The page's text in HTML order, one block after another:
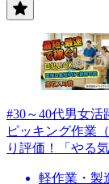
#30～40代男女
ピッキング作業
り評価！「やる
軽作業・製